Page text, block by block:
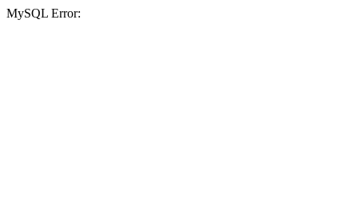
MySQL Error: